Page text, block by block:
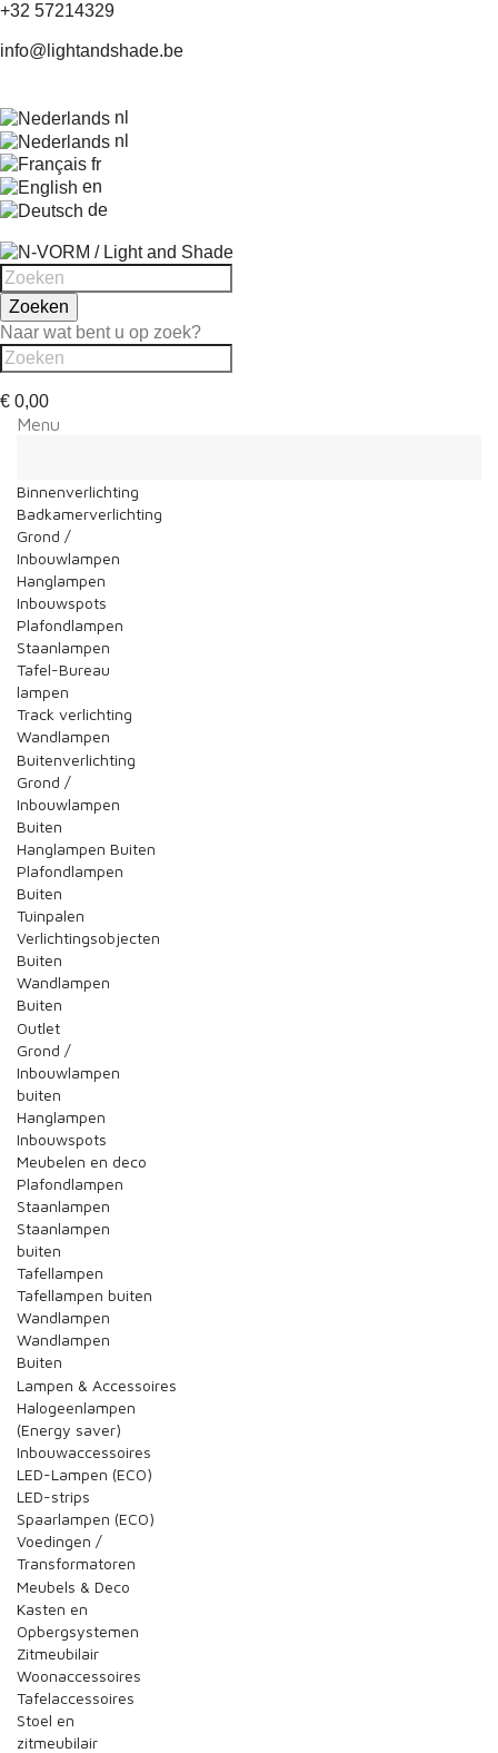
+32 57214329
info@lightandshade.be
nl
nl
fr
en
de
Zoeken
Naar wat bent u op zoek?
€ 0,00
Menu
Binnenverlichting
Badkamerverlichting
Grond /
Inbouwlampen
Hanglampen
Inbouwspots
Plafondlampen
Staanlampen
Tafel-Bureau
lampen
Track verlichting
Wandlampen
Buitenverlichting
Grond /
Inbouwlampen
Buiten
Hanglampen Buiten
Plafondlampen
Buiten
Tuinpalen
Verlichtingsobjecten
Buiten
Wandlampen
Buiten
Outlet
Grond /
Inbouwlampen
buiten
Hanglampen
Inbouwspots
Meubelen en deco
Plafondlampen
Staanlampen
Staanlampen
buiten
Tafellampen
Tafellampen buiten
Wandlampen
Wandlampen
Buiten
Lampen & Accessoires
Halogeenlampen
(Energy saver)
Inbouwaccessoires
LED-Lampen (ECO)
LED-strips
Spaarlampen (ECO)
Voedingen /
Transformatoren
Meubels & Deco
Kasten en
Opbergsystemen
Zitmeubilair
Woonaccessoires
Tafelaccessoires
Stoel en
zitmeubilair